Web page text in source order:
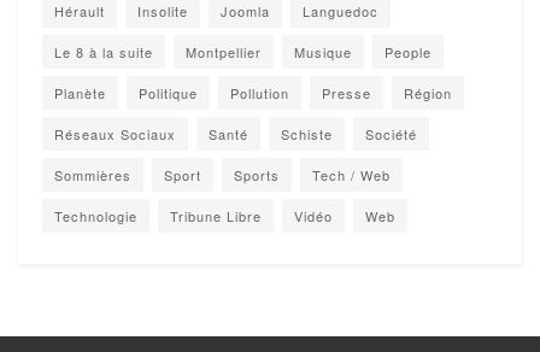
Hérault Insolite Joomla Languedoc
Le 8 à la suite Montpellier Musique People
Planète Politique Pollution Presse Région
Réseaux Sociaux Santé Schiste Société
Sommières Sport Sports Tech / Web
Technologie Tribune Libre Vidéo Web